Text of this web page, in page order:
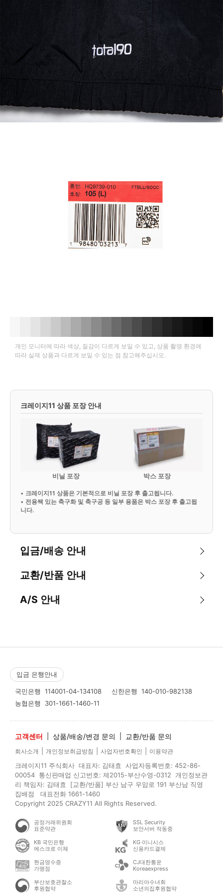
개인 모니터에 따라 색상, 질감이 다르게 보일 수 있고, 상품 촬영 환경에
따라 실제 상품과 다르게 보일 수 있는 점 참고해주십시오.
크레이지11 상품 포장 안내
비닐 포장 박스 포장
• 크레이지11 상품은 기본적으로 비닐 포장 후 출고됩니다.
• 전용쌕 있는 축구화 및 축구공 등 일부 용품은 박스 포장 후 출고됩
니다.
입금/배송 안내
교환/반품 안내
A/S 안내
입금 은행안내
국민은행 114001-04-134108 신한은행 140-010-982138
농협은행 301-1661-1460-11
고객센터 상품/배송/변경 문의 교환/반품 문의
회사소개 개인정보취급방침 사업자번호확인 이용약관
크레이지11 주식회사 대표자: 김태효 사업자등록번호: 452-86-
00054 통신판매업 신고번호: 제2015-부산수영-0312 개인정보관
리 책임자: 김태효 [교환/반품] 부산 남구 우암로 191 부산남 직영
집배점 대표전화 1661-1460
Copyright 2025 CRAZY11 All Rights Reserved.
공정거래위원회
표준약관
SSL Security
보안서버 작동중
KB 국민은행
에스크로 이체
KG 이니시스
신용카드결제
현금영수증
가맹점
CJ대한통운
Koreaexpress
부산보호관찰소
후원협약
마리아수녀회
소년의집후원협약